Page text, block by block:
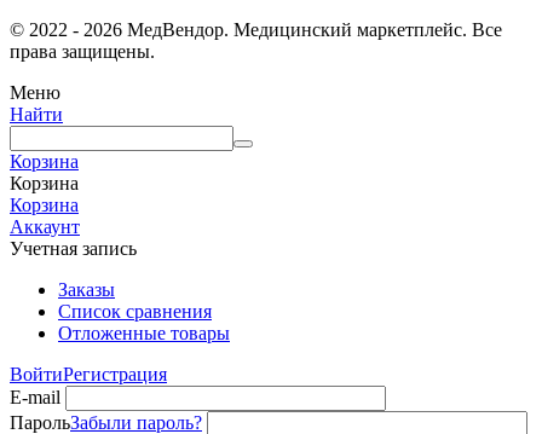
© 2022 - 2026 МедВендор. Медицинский маркетплейс. Все
права защищены.
Меню
Найти
Корзина
Корзина
Корзина
Аккаунт
Учетная запись
Заказы
Список сравнения
Отложенные товары
ВойтиРегистрация
E-mail
ПарольЗабыли пароль?